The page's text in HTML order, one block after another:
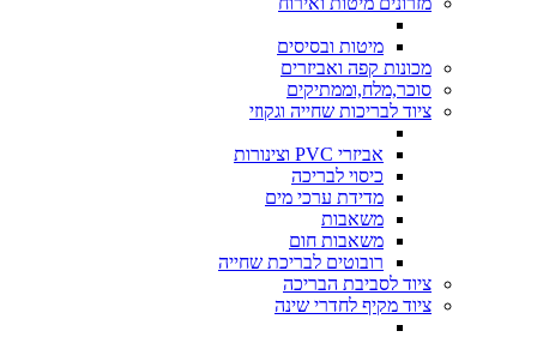
מיטות ובסיסים
מכונות קפה ואביזרים
סוכר,מלח,וממתיקים
ציוד לבריכות שחייה וגקוזי
אביזרי PVC וצינורות
כיסוי לבריכה
מדידת ערכי מים
משאבות
משאבות חום
רובוטים לבריכת שחייה
ציוד לסביבת הבריכה
ציוד מקיף לחדרי שינה